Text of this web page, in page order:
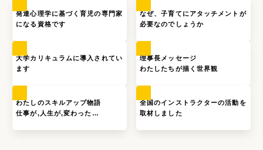
発達心理学に基づく育児の専門家
になる資格です
なぜ、子育てにアタッチメントが
必要なのでしょうか
大学カリキュラムに導入されてい
ます
理事長メッセージ
わたしたちが描く世界観
わたしのスキルアップ物語
仕事が,人生が,変わった…
全国のインストラクターの活動を
取材しました